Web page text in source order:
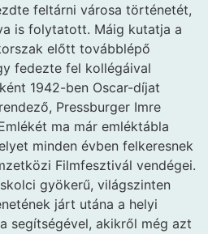
feltárni városa történetét,
is folytatott. Máig kutatja a
előtt továbblépő
fedezte fel kollégáival
1942-ben Oscar-díjat
Pressburger Imre
ma már emléktábla
minden évben felkeresnek
Filmfesztivál vendégei.
gyökerű, világszinten
járt utána a helyi
segítségével, akikről még azt